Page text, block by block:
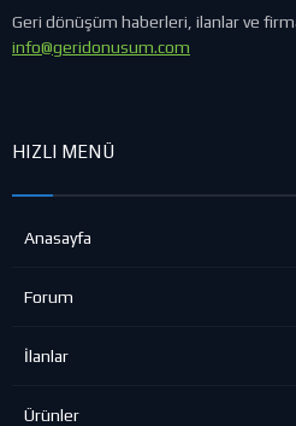
Geri dönüşüm haberleri, ilanlar ve
info@geridonusum.com
HIZLI MENÜ
Anasayfa
Forum
İlanlar
Ürünler